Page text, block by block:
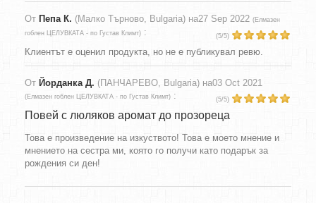
От Пепа К. (Малко Търново, Bulgaria) на27 Sep 2022 (Елмазен
гоблен ЦЕЛУВКАТА - по Густав Климт) : (5/5)
Клиентът е оценил продуктa, но не е публикувал ревю.
От Йорданка Д. (ПАНЧАРЕВО, Bulgaria) на03 Oct 2021
(Елмазен гоблен ЦЕЛУВКАТА - по Густав Климт) : (5/5)
Повей с люляков аромат до прозореца
Това е произведение на изкуството! Това е моето мнение и
мнението на сестра ми, която го получи като подарък за
рождения си ден!